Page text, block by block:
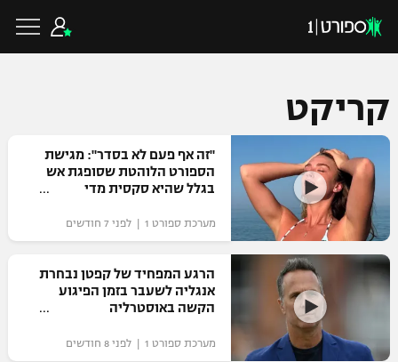
כדורגל ישראלי
ליגת העל
גביע הטוטו
ליגיונרים
כדורגל עולמי
ליגת האלופות
ליגה אירופית
ליגה אנגלית
כדורסל ישראלי
ליגת ווינר סל
כדורסל עולמי
קריקט
"זה אף פעם לא בסדר": מגישת
הספורט הלוהטת שסופגת אש
בגלל שהיא סקסית מדי
מערכת ספורט 1 | לפני 7 חודשים
הרגע המפחיד של קפטן נבחרת
אנגליה לשעבר בזמן הפיגוע
הקשה באוסטרליה
מערכת ספורט 1 | לפני 8 חודשים